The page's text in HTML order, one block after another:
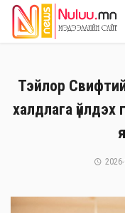
Тэйлор
халдлага